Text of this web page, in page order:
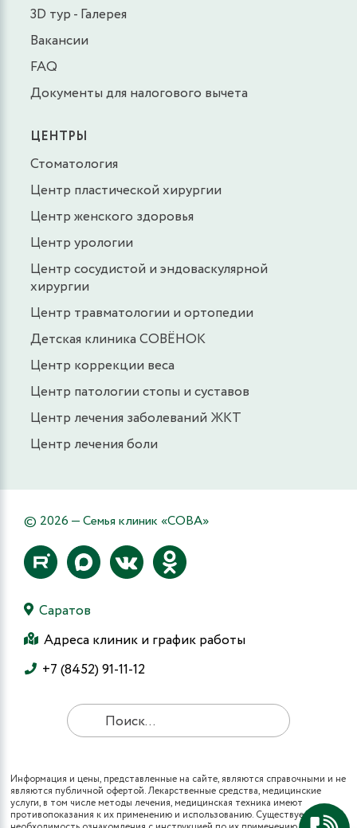
3D тур - Галерея
Вакансии
FAQ
Документы для налогового вычета
ЦЕНТРЫ
Стоматология
Центр пластической хирургии
Центр женского здоровья
Центр урологии
Центр сосудистой и эндоваскулярной
хирургии
Центр травматологии и ортопедии
Детская клиника СОВЁНОК
Центр коррекции веса
Центр патологии стопы и суставов
Центр лечения заболеваний ЖКТ
Центр лечения боли
© 2026 — Семья клиник «СОВА»
Саратов
Адреса клиник и график работы
+7 (8452) 91-11-12
Информация и цены, представленные на сайте, являются справочными и не
являются публичной офертой. Лекарственные средства, медицинские
услуги, в том числе методы лечения, медицинская техника имеют
противопоказания к их применению и использованию. Существует